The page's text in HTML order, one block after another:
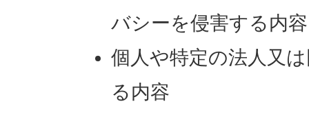
バシーを侵害する内容
個人や特定の法人又
る内容